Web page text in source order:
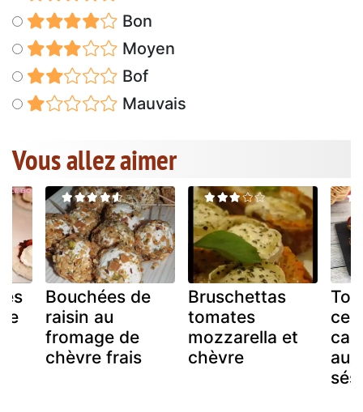
Bon
Moyen
Bof
Mauvais
Vous allez aimer
Bouchées de
raisin au
fromage de
chèvre frais
Bruschettas
tomates
mozzarella et
chèvre